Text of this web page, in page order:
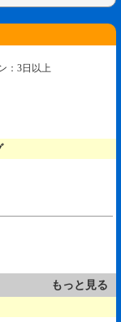
：3日以上
もっと見る